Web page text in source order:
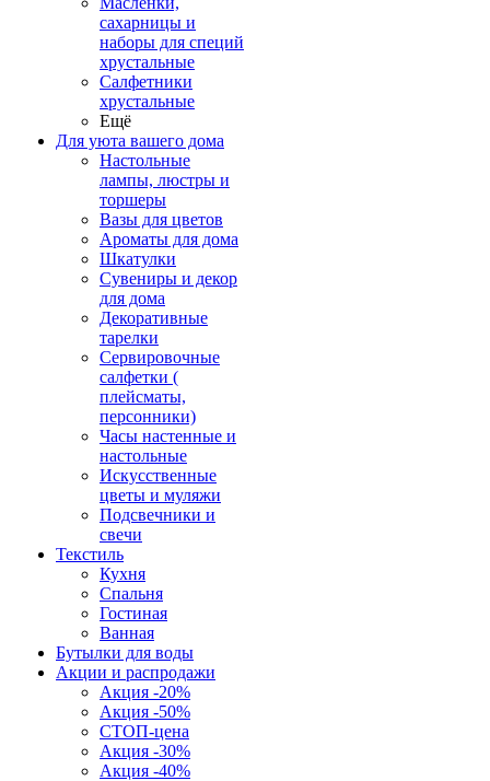
сахарницы и
наборы для специй
хрустальные
Салфетники
хрустальные
Ещё
Для уюта вашего дома
Настольные
лампы, люстры и
торшеры
Вазы для цветов
Ароматы для дома
Шкатулки
Сувениры и декор
для дома
Декоративные
тарелки
Сервировочные
салфетки (
плейсматы,
персонники)
Часы настенные и
настольные
Искусственные
цветы и муляжи
Подсвечники и
свечи
Текстиль
Кухня
Спальня
Гостиная
Ванная
Бутылки для воды
Акции и распродажи
Акция -20%
Акция -50%
СТОП-цена
Акция -30%
Акция -40%